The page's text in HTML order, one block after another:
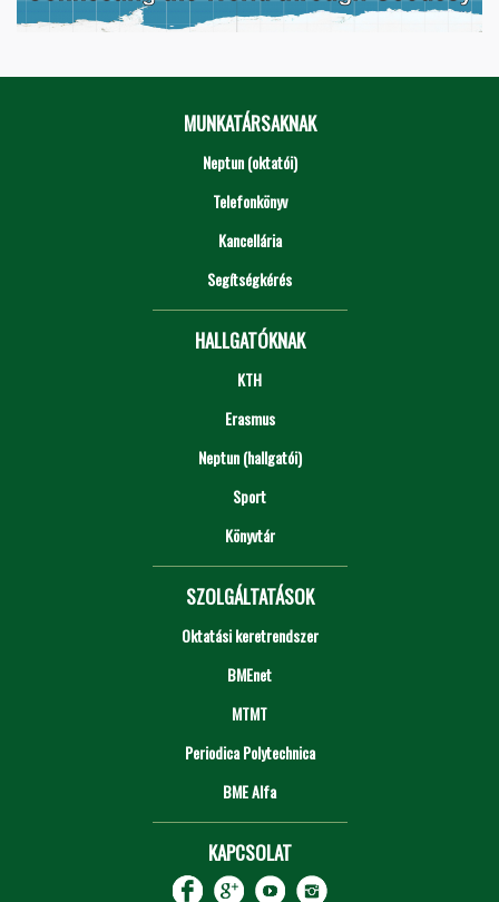
MUNKATÁRSAKNAK
Neptun (oktatói)
Telefonkönyv
Kancellária
Segítségkérés
HALLGATÓKNAK
KTH
Erasmus
Neptun (hallgatói)
Sport
Könyvtár
SZOLGÁLTATÁSOK
Oktatási keretrendszer
BMEnet
MTMT
Periodica Polytechnica
BME Alfa
KAPCSOLAT